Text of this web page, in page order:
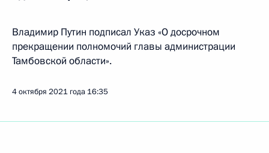
Владимир Путин подписал Указ «О досрочном
прекращении полномочий главы администрации
Тамбовской области».
4 октября 2021 года 16:35